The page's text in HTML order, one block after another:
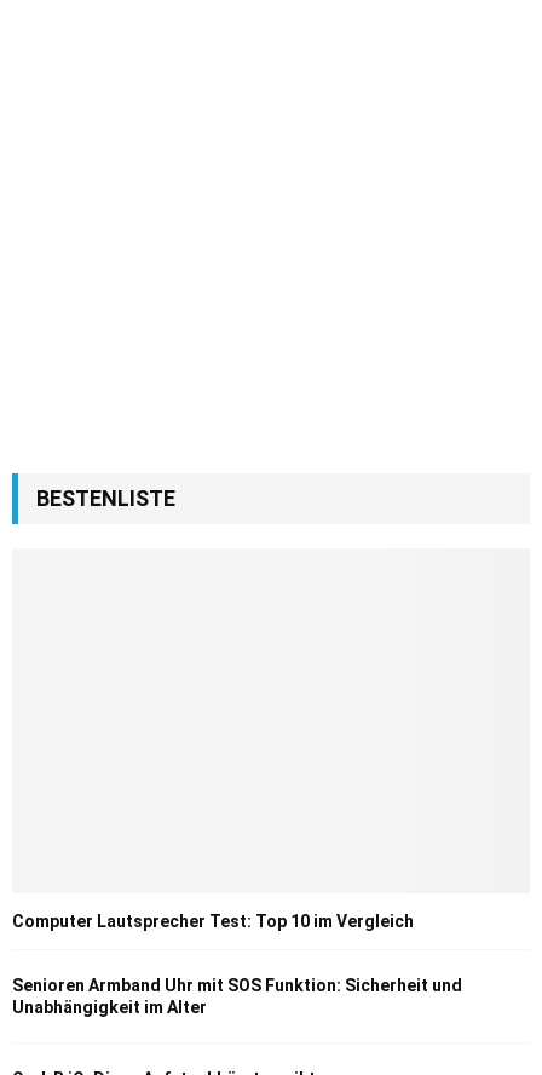
BESTENLISTE
Computer Lautsprecher Test: Top 10 im Vergleich
Senioren Armband Uhr mit SOS Funktion: Sicherheit und
Unabhängigkeit im Alter